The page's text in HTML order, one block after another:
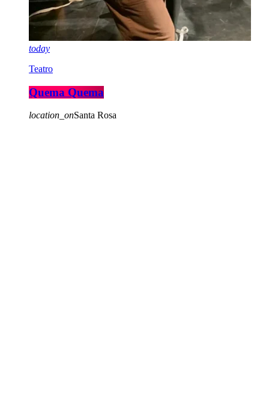
today
Teatro
Quema Quema
location_onSanta Rosa